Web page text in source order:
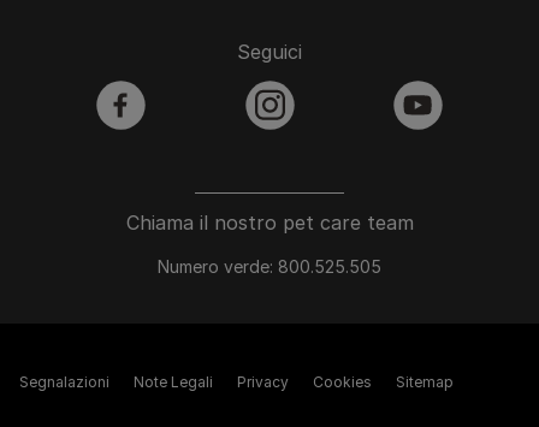
Chiama il nostro pet care team
Numero verde: 800.525.505
Seguici
facebook instagram youtube
Segnalazioni Note Legali Privacy Cookies Sitemap